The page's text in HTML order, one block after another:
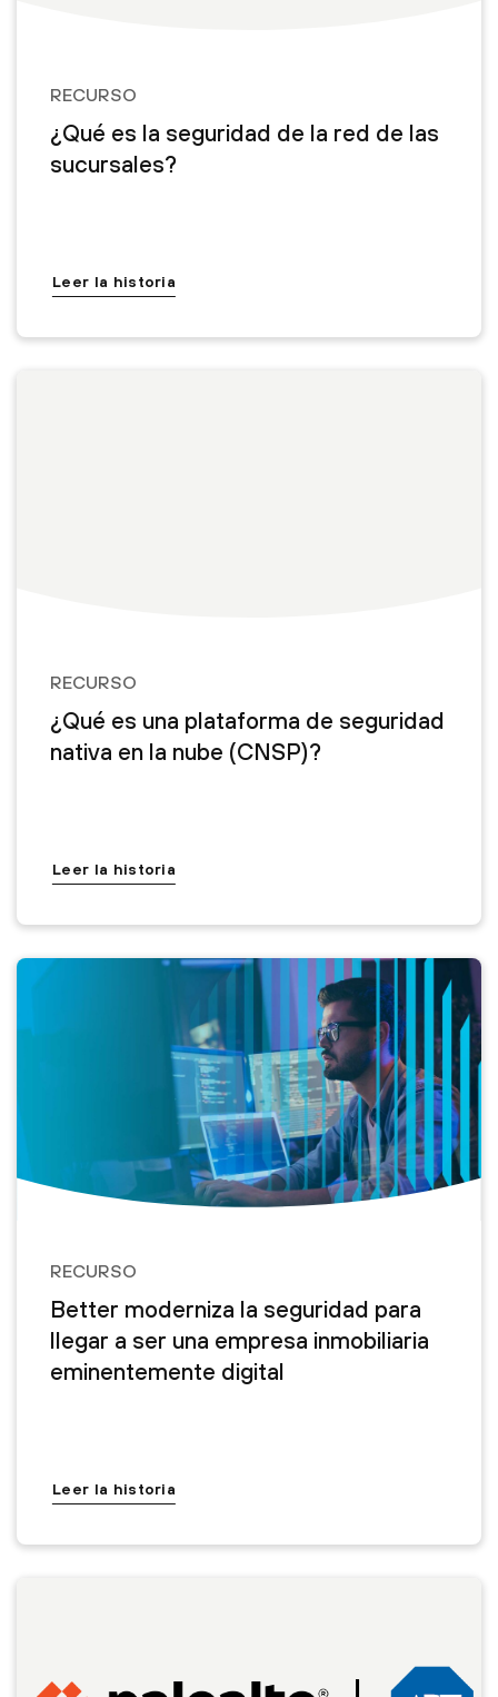
RECURSO
¿Qué es la seguridad de la red de las
sucursales?
Leer la historia
RECURSO
¿Qué es una plataforma de seguridad
nativa en la nube (CNSP)?
Leer la historia
RECURSO
Better moderniza la seguridad para
llegar a ser una empresa inmobiliaria
eminentemente digital
Leer la historia